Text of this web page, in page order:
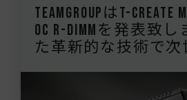
TEAMGROUPはT-CREATE
OC R-DIMMを発表致
た革新的な技術で次